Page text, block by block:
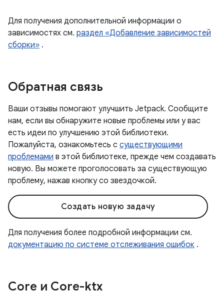
Для получения дополнительной информации о
зависимостях см. раздел «Добавление зависимостей
сборки» .
Обратная связь
Ваши отзывы помогают улучшить Jetpack. Сообщите
нам, если вы обнаружите новые проблемы или у вас
есть идеи по улучшению этой библиотеки.
Пожалуйста, ознакомьтесь с существующими
проблемами в этой библиотеке, прежде чем создавать
новую. Вы можете проголосовать за существующую
проблему, нажав кнопку со звездочкой.
Создать новую задачу
Для получения более подробной информации см.
документацию по системе отслеживания ошибок .
Core и Core-ktx